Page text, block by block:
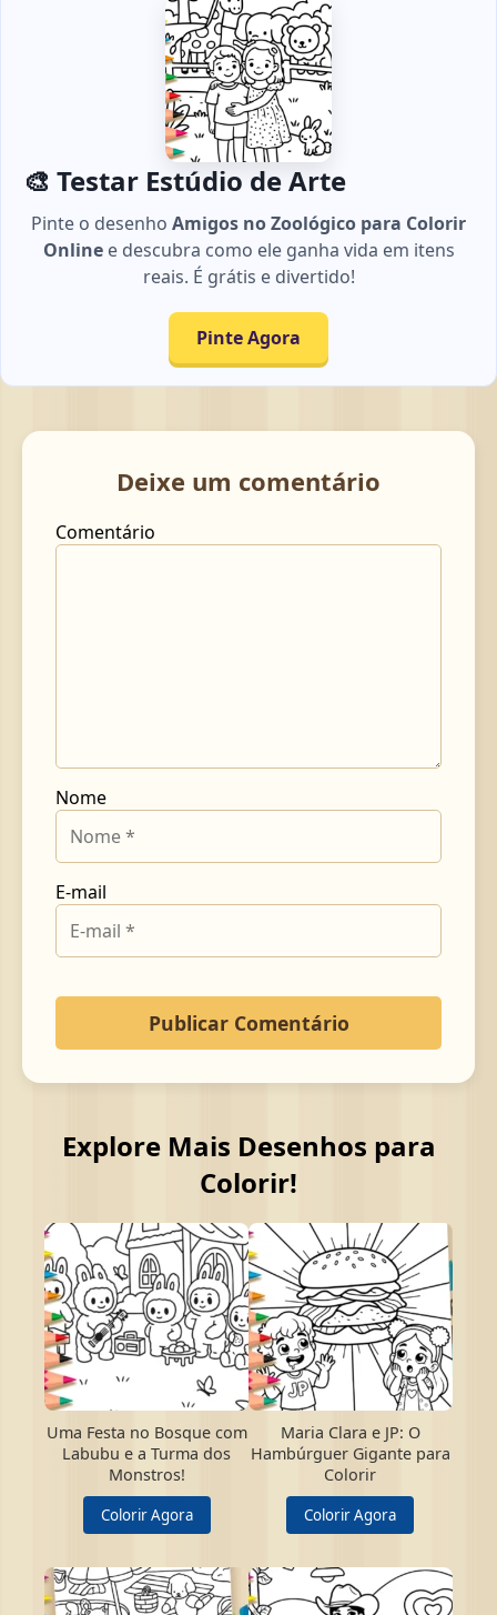
🎨 Testar Estúdio de Arte
Pinte o desenho Amigos no Zoológico para Colorir
Onlinee descubra como ele ganha vida em itens
reais. É grátis e divertido!
Pinte Agora
Deixe um comentário
Comentário
Nome
E-mail
Explore Mais Desenhos para
Colorir!
Uma Festa no Bosque com
Labubu e a Turma dos
Monstros!
Colorir Agora
Maria Clara e JP: O
Hambúrguer Gigante para
Colorir
Colorir Agora